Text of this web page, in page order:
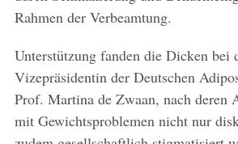
Rahmen der Verbeamtung.
Unterstützung fanden die Dicken bei
Vizepräsidentin der Deutschen
Prof. Martina de Zwaan, nach deren
mit Gewichtsproblemen nicht nur